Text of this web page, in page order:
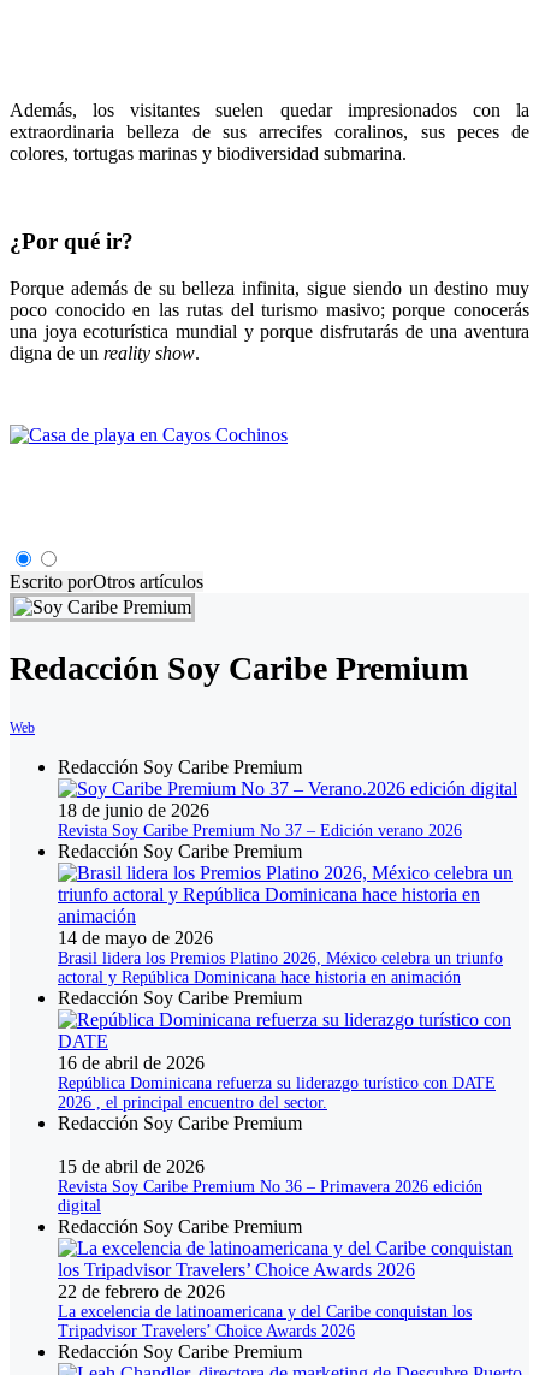
Además, los visitantes suelen quedar impresionados con la
extraordinaria belleza de sus arrecifes coralinos, sus peces de
colores, tortugas marinas y biodiversidad submarina.
¿Por qué ir?
Porque además de su belleza infinita, sigue siendo un destino muy
poco conocido en las rutas del turismo masivo; porque conocerás
una joya ecoturística mundial y porque disfrutarás de una aventura
digna de un reality show.
Escrito porOtros artículos
Redacción Soy Caribe Premium
Web
Redacción Soy Caribe Premium
18 de junio de 2026
Revista Soy Caribe Premium No 37 – Edición verano 2026
Redacción Soy Caribe Premium
14 de mayo de 2026
Brasil lidera los Premios Platino 2026, México celebra un triunfo
actoral y República Dominicana hace historia en animación
Redacción Soy Caribe Premium
16 de abril de 2026
República Dominicana refuerza su liderazgo turístico con DATE
2026 , el principal encuentro del sector.
Redacción Soy Caribe Premium
15 de abril de 2026
Revista Soy Caribe Premium No 36 – Primavera 2026 edición
digital
Redacción Soy Caribe Premium
22 de febrero de 2026
La excelencia de latinoamericana y del Caribe conquistan los
Tripadvisor Travelers’ Choice Awards 2026
Redacción Soy Caribe Premium